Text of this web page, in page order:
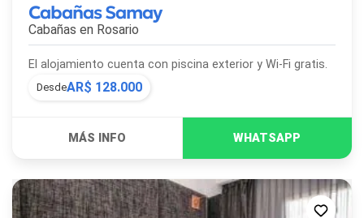
Cabañas Samay
Cabañas en Rosario
El alojamiento cuenta con piscina exterior y Wi-Fi gratis.
AR$ 128.000